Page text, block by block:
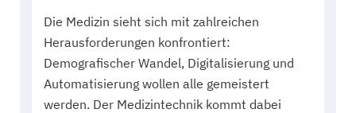
Die Medizin sieht sich mit zahlreichen
Herausforderungen konfrontiert:
Demografischer Wandel, Digitalisierung und
Automatisierung wollen alle gemeistert
werden. Der Medizintechnik kommt dabei